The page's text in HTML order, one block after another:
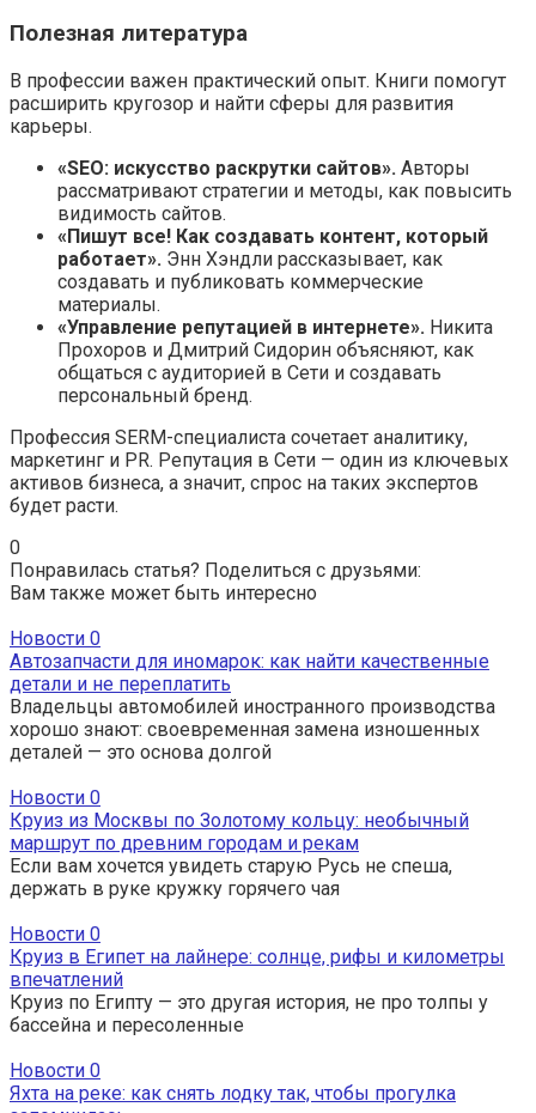
Полезная литература
В профессии важен практический опыт. Книги помогут
расширить кругозор и найти сферы для развития
карьеры.
«SEO: искусство раскрутки сайтов». Авторы
рассматривают стратегии и методы, как повысить
видимость сайтов.
«Пишут все! Как создавать контент, который
работает». Энн Хэндли рассказывает, как
создавать и публиковать коммерческие
материалы.
«Управление репутацией в интернете». Никита
Прохоров и Дмитрий Сидорин объясняют, как
общаться с аудиторией в Сети и создавать
персональный бренд.
Профессия SERM-специалиста сочетает аналитику,
маркетинг и PR. Репутация в Сети — один из ключевых
активов бизнеса, а значит, спрос на таких экспертов
будет расти.
0
Понравилась статья? Поделиться с друзьями:
Вам также может быть интересно
Новости 0
Автозапчасти для иномарок: как найти качественные
детали и не переплатить
Владельцы автомобилей иностранного производства
хорошо знают: своевременная замена изношенных
деталей — это основа долгой
Новости 0
Круиз из Москвы по Золотому кольцу: необычный
маршрут по древним городам и рекам
Если вам хочется увидеть старую Русь не спеша,
держать в руке кружку горячего чая
Новости 0
Круиз в Египет на лайнере: солнце, рифы и километры
впечатлений
Круиз по Египту — это другая история, не про толпы у
бассейна и пересоленные
Новости 0
Яхта на реке: как снять лодку так, чтобы прогулка